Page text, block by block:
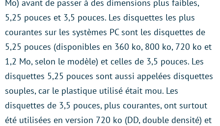
Mo) avant de passer à des dimensions plus faibles,
5,25 pouces et 3,5 pouces. Les disquettes les plus
courantes sur les systèmes PC sont les disquettes de
5,25 pouces (disponibles en 360 ko, 800 ko, 720 ko et
1,2 Mo, selon le modèle) et celles de 3,5 pouces. Les
disquettes 5,25 pouces sont aussi appelées disquettes
souples, car le plastique utilisé était mou. Les
disquettes de 3,5 pouces, plus courantes, ont surtout
été utilisées en version 720 ko (DD, double densité) et